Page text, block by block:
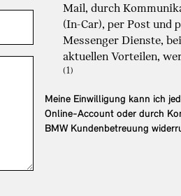
Mail, durch
(In-Car), per Post und
Messenger Dienste,
aktuellen Vorteilen,
Meine Einwilligung kann ich
Online-Account oder durch
BMW Kundenbetreuung